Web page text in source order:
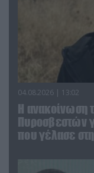
04.08.2026 | 13:02
Η ανακοίνωση
Πυροσβεστών
που γέλασε